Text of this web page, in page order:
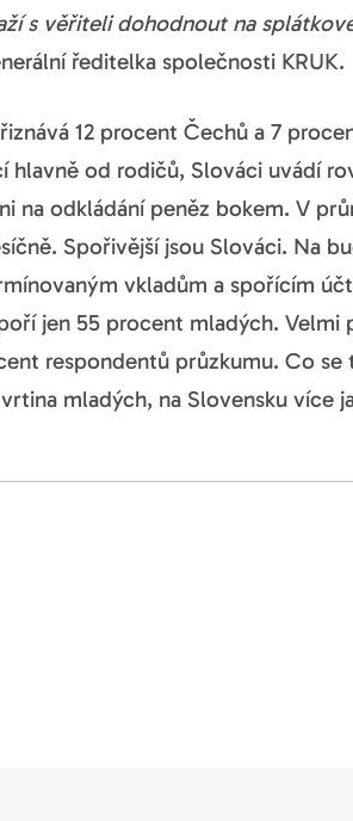
s věřiteli dohodnout na
ředitelka společnosti KRUK.
12 procent Čechů a 7
hlavně od rodičů, Slováci uvádí
na odkládání peněz bokem. V
Spořivější jsou Slováci. Na
vkladům a spořícím
jen 55 procent mladých. Velmi
respondentů průzkumu. Co se
mladých, na Slovensku více